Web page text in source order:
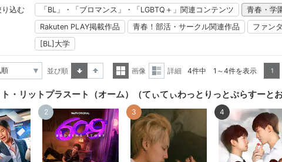
込む 「BL」・「ブロマンス」・「LGBTQ＋」関連コンテンツ 青春・学
Rakuten PLAY掲載作品
青春！部活・サークル関連作品 ファン
[BL]大学
並び順
表示
画像
表示
詳細 4件中 1～4件を表示 1
・リットプラスート（オーム）（てぃてぃわっとりっとぷらすーと
2 3 4